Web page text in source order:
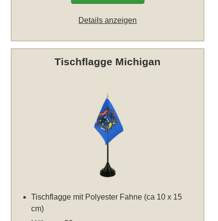
Details anzeigen
Tischflagge Michigan
Tischflagge mit Polyester Fahne (ca 10 x 15
cm)